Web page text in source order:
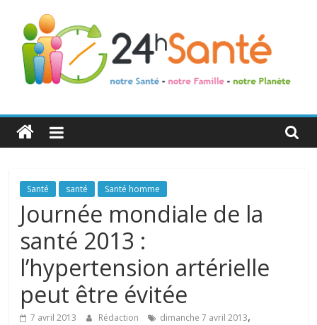
24h
Santé
La
santé
de
toute
famille
Santé santé Santé homme
Journée mondiale de la
santé 2013 :
l’hypertension artérielle
peut être évitée
7 avril 2013 Rédaction dimanche 7 avril 2013,